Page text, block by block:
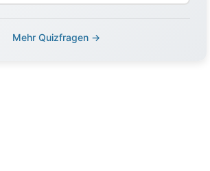
Mehr Quizfragen →